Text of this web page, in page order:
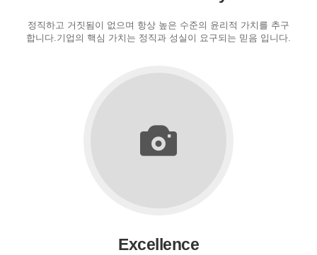
정직하고 거짓됨이 없으며 항상 높은 수준의 윤리적 가치를 추구
합니다.기업의 핵심 가치는 정직과 성실이 요구되는 믿음 입니다.
Excellence